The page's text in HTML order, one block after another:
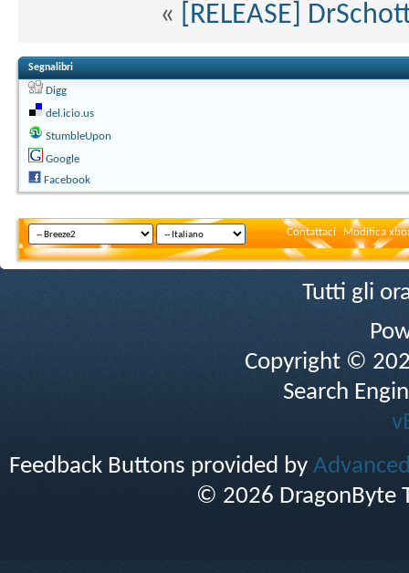
« [RELEASE]
Segnalibri
Digg
del.icio.us
StumbleUpon
Google
Facebook
Contattaci Modifica
Tutti gli
Copyright ©
Search
Feedback Buttons provided by
© 2026 DragonByte